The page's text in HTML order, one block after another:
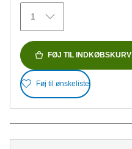
480
anmeldelser
1
FØJ TIL INDKØBSKURV
Føj til ønskeliste